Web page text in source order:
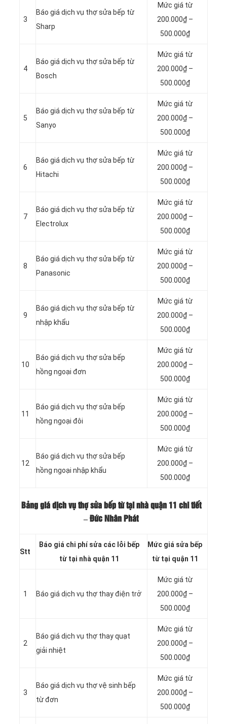
3
Báo giá dịch vụ thợ sửa bếp từ
Sharp
Mức giá từ
200.000₫ –
500.000₫
4
Báo giá dịch vụ thợ sửa bếp từ
Bosch
Mức giá từ
200.000₫ –
500.000₫
5
Báo giá dịch vụ thợ sửa bếp từ
Sanyo
Mức giá từ
200.000₫ –
500.000₫
6
Báo giá dịch vụ thợ sửa bếp từ
Hitachi
Mức giá từ
200.000₫ –
500.000₫
7
Báo giá dịch vụ thợ sửa bếp từ
Electrolux
Mức giá từ
200.000₫ –
500.000₫
8
Báo giá dịch vụ thợ sửa bếp từ
Panasonic
Mức giá từ
200.000₫ –
500.000₫
9
Báo giá dịch vụ thợ sửa bếp từ
nhập khẩu
Mức giá từ
200.000₫ –
500.000₫
10
Báo giá dịch vụ thợ sửa bếp
hồng ngoại đơn
Mức giá từ
200.000₫ –
500.000₫
11
Báo giá dịch vụ thợ sửa bếp
hồng ngoại đôi
Mức giá từ
200.000₫ –
500.000₫
12
Báo giá dịch vụ thợ sửa bếp
hồng ngoại nhập khẩu
Mức giá từ
200.000₫ –
500.000₫
Bảng giá dịch vụ thợ sửa bếp từ tại nhà quận 11 chi tiết
– Đức Nhân Phát
Stt
Báo giá chi phí sửa các lỗi bếp
từ tại nhà quận 11
Mức giá sửa bếp
từ tại quận 11
1 Báo giá dịch vụ thợ thay điện trở
Mức giá từ
200.000₫ –
500.000₫
2
Báo giá dịch vụ thợ thay quạt
giải nhiệt
Mức giá từ
200.000₫ –
500.000₫
3
Báo giá dịch vụ thợ vệ sinh bếp
từ đơn
Mức giá từ
200.000₫ –
500.000₫